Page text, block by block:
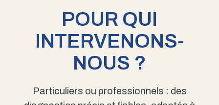
POUR QUI
INTERVENONS-
NOUS ?
Particuliers ou professionnels : des